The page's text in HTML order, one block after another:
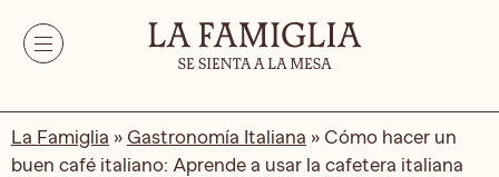
La Famiglia » Gastronomía Italiana » Cómo hacer un
buen café italiano: Aprende a usar la cafetera italiana